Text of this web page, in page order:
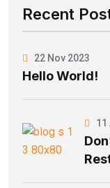
Recent
22 Nov 2023
Hello World!
11